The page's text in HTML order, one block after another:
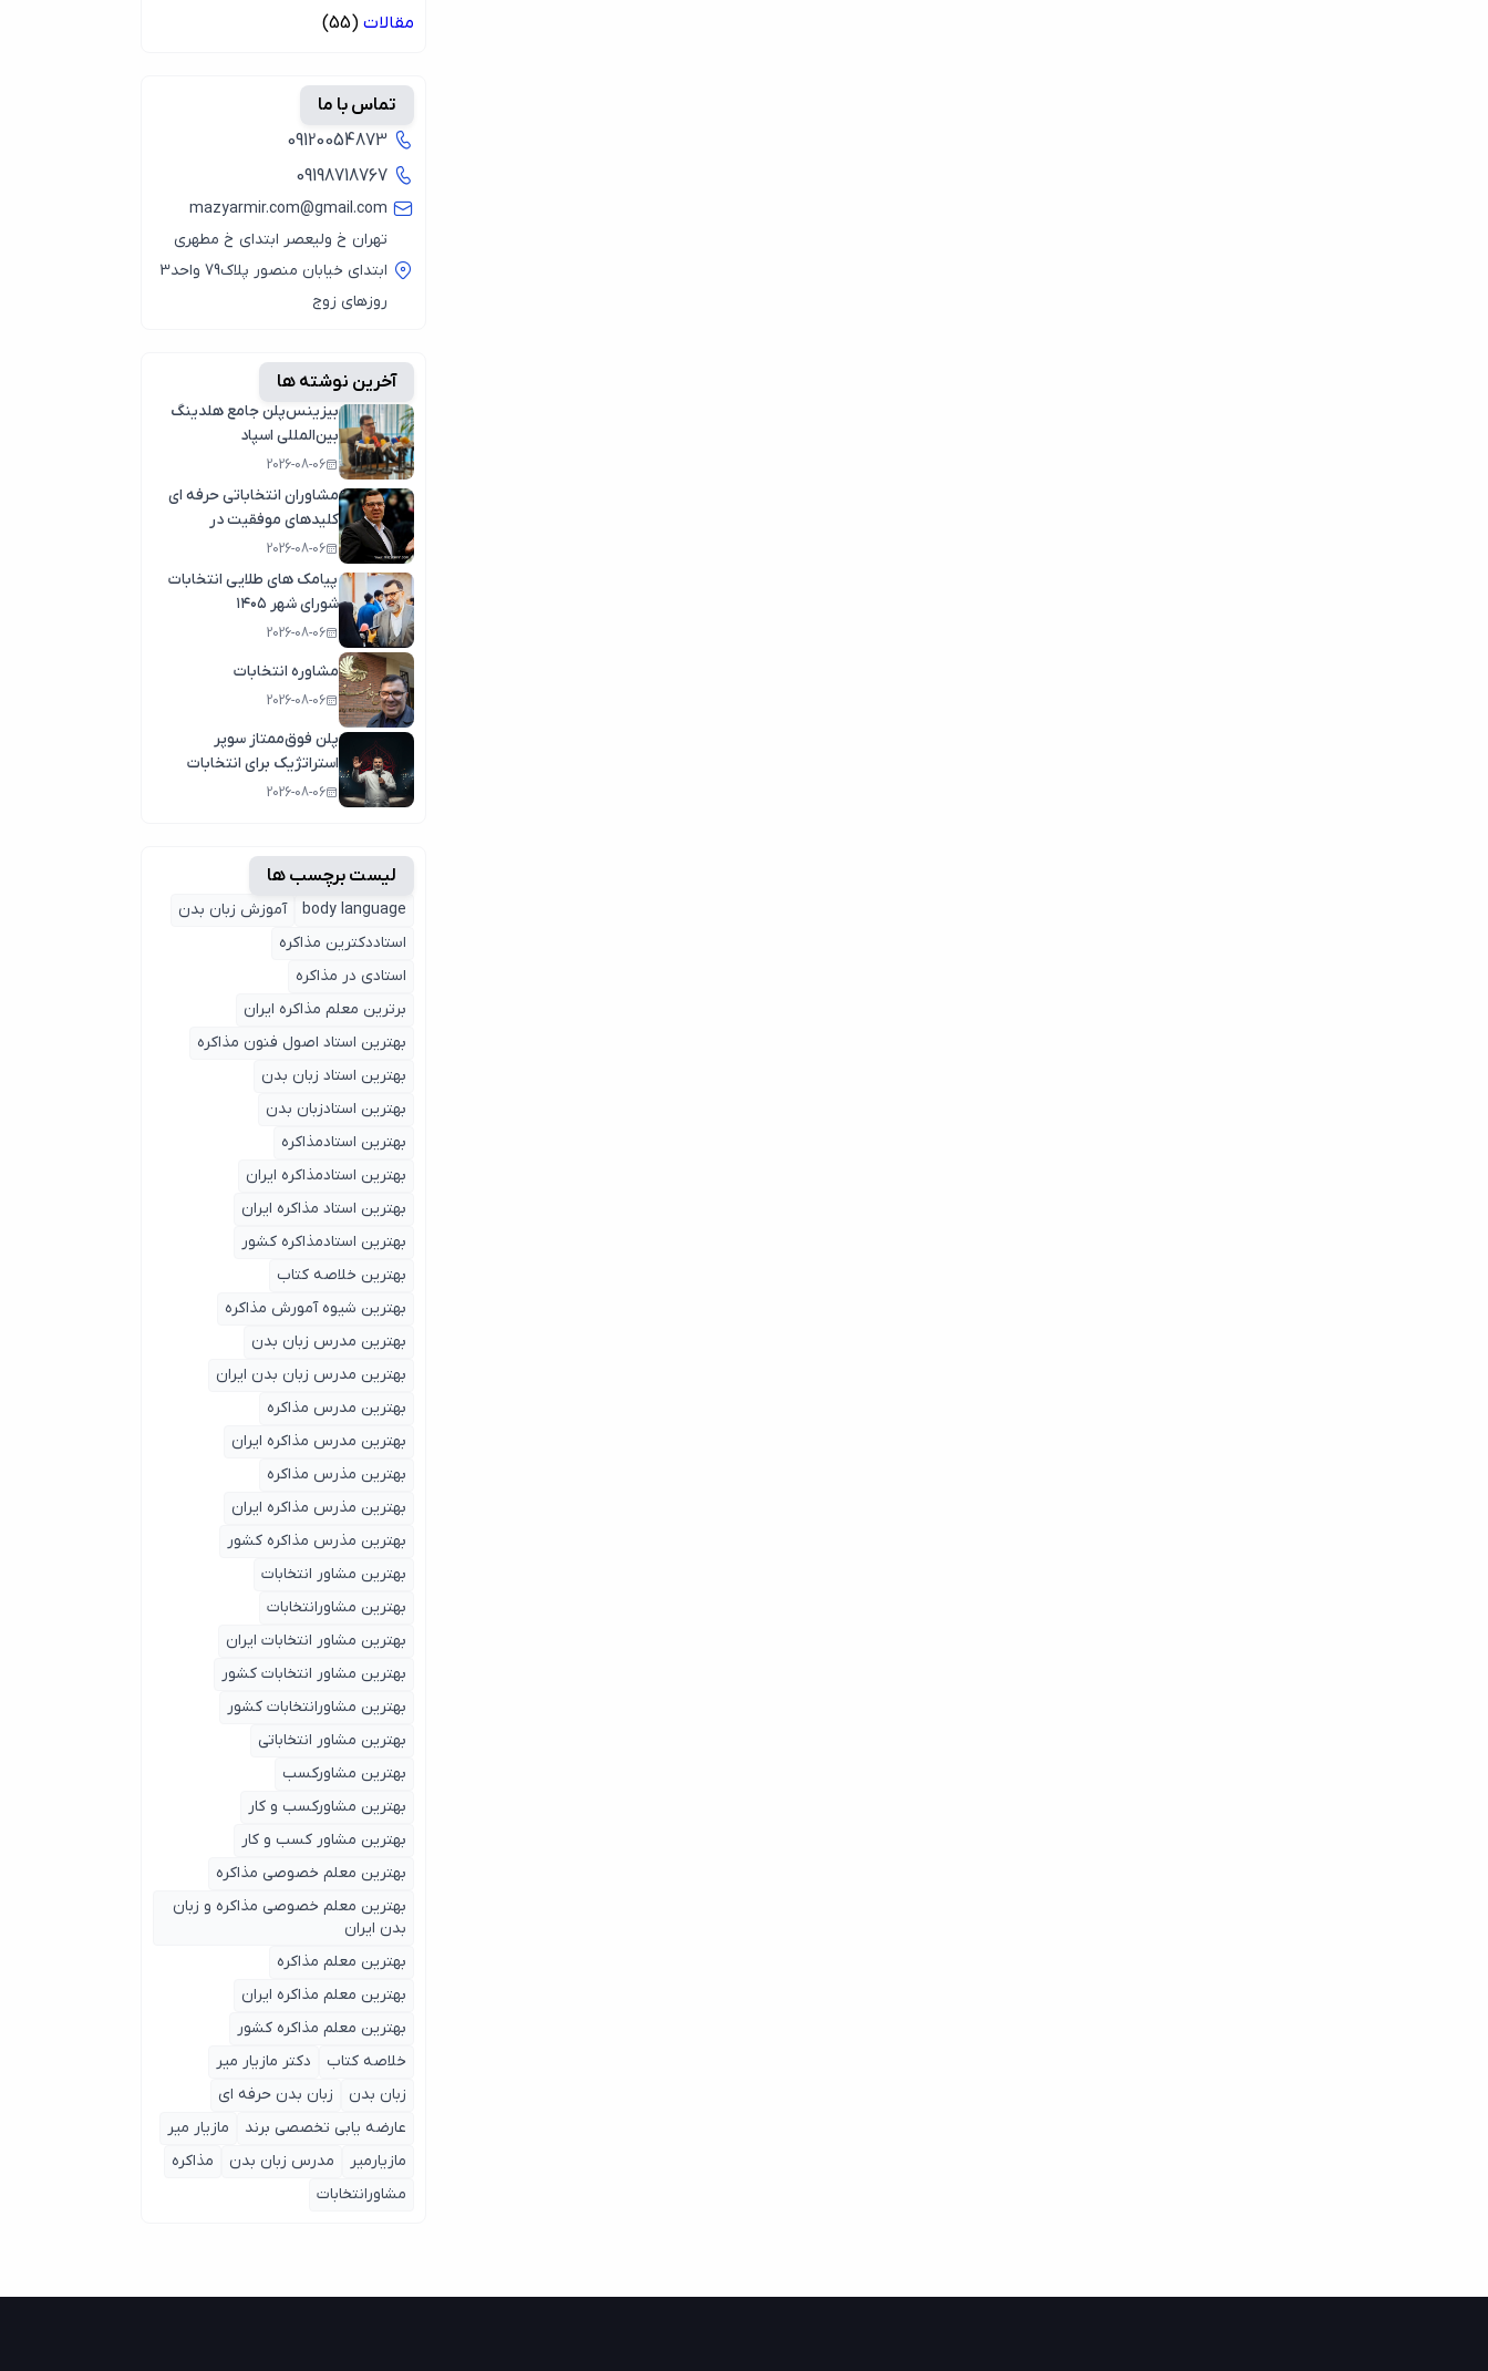
مقالات (55)
تماس با ما
09120054873
09198718767
mazyarmir.com@gmail.com
تهران خ ولیعصر ابتدای خ مطهری
ابتدای خیابان منصور پلاک79 واحد3
روزهای زوج
آخرین نوشته ها
بیزینس‌پلن جامع هلدینگ
بین‌المللی اسپاد
2026-08-06
مشاوران انتخاباتی حرفه ای
کلیدهای موفقیت در
انتخابات سال1404
2026-08-06
پیامک های طلایی انتخابات
شورای شهر ۱۴۰۵
2026-08-06
مشاوره انتخابات
2026-08-06
پلن فوق‌ممتاز سوپر
استراتژیک برای انتخابات
2026-08-06
لیست برچسب ها
body language
آموزش زبان بدن
استاددکترین مذاکره
استادی در مذاکره
برترین معلم مذاکره ایران
بهترین استاد اصول ‌فنون مذاکره
بهترین استاد زبان بدن
بهترین استادزبان بدن
بهترین استادمذاکره
بهترین استادمذاکره ایران
بهترین استاد مذاکره ایران
بهترین استادمذاکره کشور
بهترین خلاصه کتاب
بهترین شیوه آمورش مذاکره
بهترین مدرس زبان بدن
بهترین مدرس زبان بدن ایران
بهترین مدرس مذاکره
بهترین مدرس مذاکره ایران
بهترین مذرس مذاکره
بهترین مذرس مذاکره ایران
بهترین مذرس مذاکره کشور
بهترین مشاور انتخابات
بهترین مشاورانتخابات
بهترین مشاور انتخابات ایران
بهترین مشاور انتخابات کشور
بهترین مشاورانتخابات کشور
بهترین مشاور انتخاباتی
بهترین مشاورکسب
بهترین مشاورکسب و کار
بهترین مشاور کسب و کار
بهترین معلم خصوصی مذاکره
بهترین معلم خصوصی مذاکره و زبان
بدن ایران
بهترین معلم مذاکره
بهترین معلم مذاکره ایران
بهترین معلم مذاکره کشور
خلاصه کتاب
دکتر مازیار میر
زبان بدن
زبان بدن حرفه ای
عارضه یابی تخصصی برند
مازیار میر
مازیارمیر
مدرس زبان بدن
مذاکره
مشاورانتخابات